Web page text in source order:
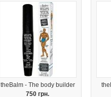
theBalm - The body builder
750 грн.